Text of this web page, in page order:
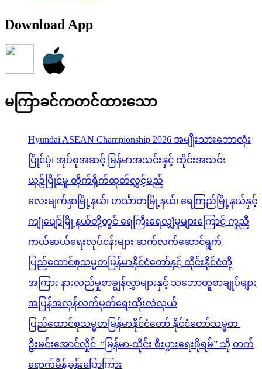
Download App
မကြာခင်ကတင်ထားသော
Hyundai ASEAN Championship 2026 အမျိုးသားဘောလုံး
ပြိုင်ပွဲ၊ အုပ်စုအဆင့် မြန်မာအသင်းနှင့် ထိုင်းအသင်း
ယှဉ်ပြိုင်မှု တိုက်ရိုက်ထုတ်လွှင့်မည်
လေးမျက်နှာမြို့နယ်၊ ဟင်္သာတမြို့နယ်၊ ရေကြည်မြို့နယ်နှင့်
ကျုံပျော်မြို့နယ်တို့တွင် ရေကြီးရေလျှံမှုများကြောင့် ကူညီ
ကယ်ဆယ်ရေးလုပ်ငန်းများ ဆက်လက်ဆောင်ရွက်
ပြည်ထောင်စုသမ္မတမြန်မာနိုင်ငံတော်နှင့် ထိုင်းနိုင်ငံတို့
အကြား နားလည်မှုစာချွန်လွှာများနှင့် သဘောတူစာချုပ်များ
အပြန်အလှန်လက်မှတ်ရေးထိုးလဲလှယ်
ပြည်ထောင်စုသမ္မတမြန်မာနိုင်ငံတော် နိုင်ငံတော်သမ္မတ
ဦးမင်းအောင်လှိုင် “မြန်မာ-ထိုင်း စီးပွားရေးဖိုရမ်” သို့ တက်
ရောက်မိန့်ခွန်းပြောကြား